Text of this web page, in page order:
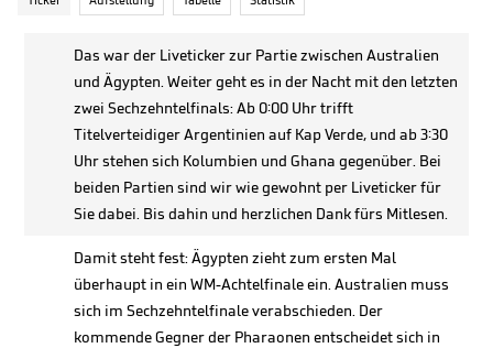
Das war der Liveticker zur Partie zwischen Australien
und Ägypten. Weiter geht es in der Nacht mit den letzten
zwei Sechzehntelfinals: Ab 0:00 Uhr trifft
Titelverteidiger Argentinien auf Kap Verde, und ab 3:30
Uhr stehen sich Kolumbien und Ghana gegenüber. Bei
beiden Partien sind wir wie gewohnt per Liveticker für
Sie dabei. Bis dahin und herzlichen Dank fürs Mitlesen.
Damit steht fest: Ägypten zieht zum ersten Mal
überhaupt in ein WM-Achtelfinale ein. Australien muss
sich im Sechzehntelfinale verabschieden. Der
kommende Gegner der Pharaonen entscheidet sich in